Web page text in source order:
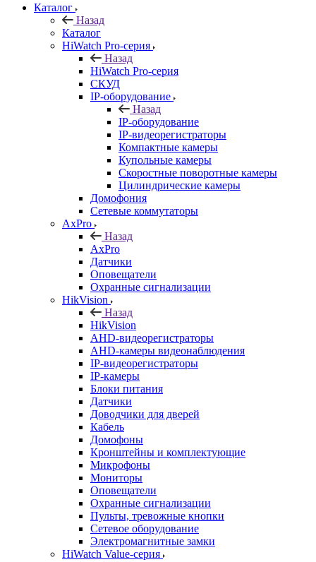
Каталог
Назад
Каталог
HiWatch Pro-серия
Назад
HiWatch Pro-серия
CКУД
IP-оборудование
Назад
IP-оборудование
IP-видеорегистраторы
Компактные камеры
Купольные камеры
Скоростные поворотные камеры
Цилиндрические камеры
Домофония
Сетевые коммутаторы
AxPro
Назад
AxPro
Датчики
Оповещатели
Охранные сигнализации
HikVision
Назад
HikVision
AHD-видеорегистраторы
AHD-камеры видеонаблюдения
IP-видеорегистраторы
IP-камеры
Блоки питания
Датчики
Доводчики для дверей
Кабель
Домофоны
Кронштейны и комплектующие
Микрофоны
Мониторы
Оповещатели
Охранные сигнализации
Пульты, тревожные кнопки
Сетевое оборудование
Электромагнитные замки
HiWatch Value-серия